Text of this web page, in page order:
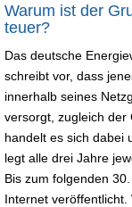
Warum ist der
teuer?
Das deutsche
schreibt vor, dass
innerhalb seines
versorgt, zugleich der
handelt es sich dabei
legt alle drei Jahre
Bis zum folgenden
Internet